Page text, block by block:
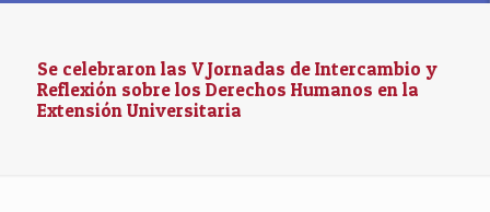
Se celebraron las V Jornadas de Intercambio y
Reflexión sobre los Derechos Humanos en la
Extensión Universitaria